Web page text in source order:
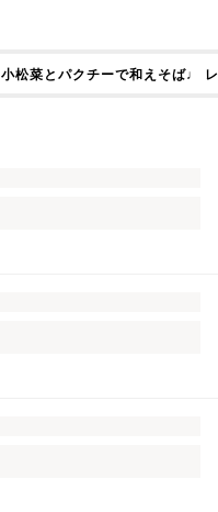
小松菜とパクチーで和えそば♩